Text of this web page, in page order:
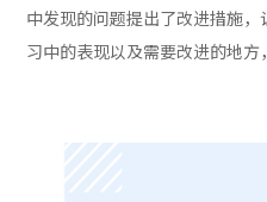
中发现的问题提出了改进措施
习中的表现以及需要改进的地方